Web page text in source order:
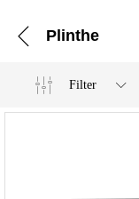
Plinthe
Filter